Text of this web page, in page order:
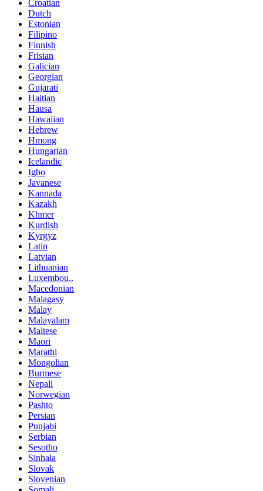
Croatian
Dutch
Estonian
Filipino
Finnish
Frisian
Galician
Georgian
Gujarati
Haitian
Hausa
Hawaiian
Hebrew
Hmong
Hungarian
Icelandic
Igbo
Javanese
Kannada
Kazakh
Khmer
Kurdish
Kyrgyz
Latin
Latvian
Lithuanian
Luxembou..
Macedonian
Malagasy
Malay
Malayalam
Maltese
Maori
Marathi
Mongolian
Burmese
Nepali
Norwegian
Pashto
Persian
Punjabi
Serbian
Sesotho
Sinhala
Slovak
Slovenian